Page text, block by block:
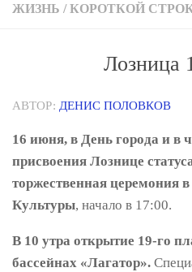
ЖИЗНЬ / КОРОТКОЙ
Лозница
АВТОР: ДЕНИС ПОЛОВКОВ
16 июня, в День города и в
присвоения Лознице
торжественная церемония
Культуры, начало в 17:00.
В 10 утра открытие 19-го
бассейнах «Лагатор».